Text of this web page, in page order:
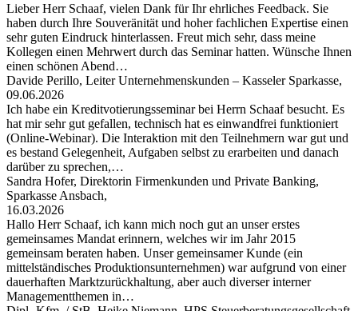
Lieber Herr Schaaf, vielen Dank für Ihr ehrliches Feedback. Sie
haben durch Ihre Souveränität und hoher fachlichen Expertise einen
sehr guten Eindruck hinterlassen. Freut mich sehr, dass meine
Kollegen einen Mehrwert durch das Seminar hatten. Wünsche Ihnen
einen schönen Abend…
Davide Perillo, Leiter Unternehmenskunden – Kasseler Sparkasse,
09.06.2026
Ich habe ein Kreditvotierungsseminar bei Herrn Schaaf besucht. Es
hat mir sehr gut gefallen, technisch hat es einwandfrei funktioniert
(Online-Webinar). Die Interaktion mit den Teilnehmern war gut und
es bestand Gelegenheit, Aufgaben selbst zu erarbeiten und danach
darüber zu sprechen,…
Sandra Hofer, Direktorin Firmenkunden und Private Banking,
Sparkasse Ansbach,
16.03.2026
Hallo Herr Schaaf, ich kann mich noch gut an unser erstes
gemeinsames Mandat erinnern, welches wir im Jahr 2015
gemeinsam beraten haben. Unser gemeinsamer Kunde (ein
mittelständisches Produktionsunternehmen) war aufgrund von einer
dauerhaften Marktzurückhaltung, aber auch diverser interner
Managementthemen in…